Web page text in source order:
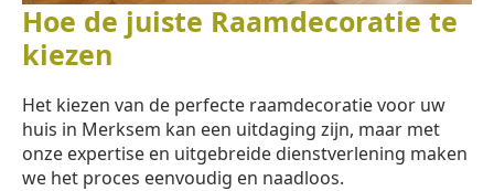
Hoe de juiste Raamdecoratie te
kiezen
Het kiezen van de perfecte raamdecoratie voor uw
huis in Merksem kan een uitdaging zijn, maar met
onze expertise en uitgebreide dienstverlening maken
we het proces eenvoudig en naadloos.